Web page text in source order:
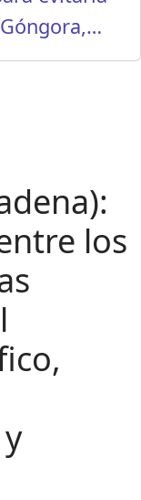
los